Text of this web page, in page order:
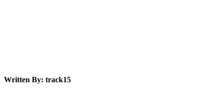
Written By: track15